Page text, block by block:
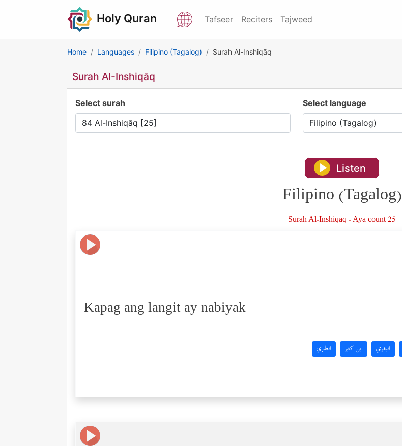
Holy Quran Tafseer Reciters Tajweed
Home Languages Filipino (Tagalog) Surah Al-Inshiqāq
Surah Al-Inshiqāq
Select surah Select language
Listen
Filipino (Tagalog)
Surah Al-Inshiqāq - Aya count 25
Kapag ang langit ay nabiyak
البغوي ابن كثير الطبري